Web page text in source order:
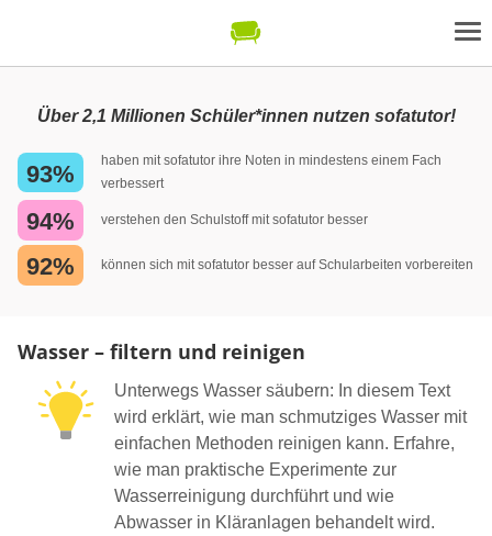
Über 2,1 Millionen Schüler*innen nutzen sofatutor!
93%
haben mit sofatutor ihre Noten in mindestens einem Fach
verbessert
94% verstehen den Schulstoff mit sofatutor besser
92% können sich mit sofatutor besser auf Schularbeiten vorbereiten
Wasser – filtern und reinigen
Unterwegs Wasser säubern: In diesem Text
wird erklärt, wie man schmutziges Wasser mit
einfachen Methoden reinigen kann. Erfahre,
wie man praktische Experimente zur
Wasserreinigung durchführt und wie
Abwasser in Kläranlagen behandelt wird.